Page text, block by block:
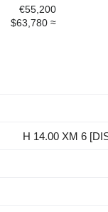
€55,200
≈ $63,780